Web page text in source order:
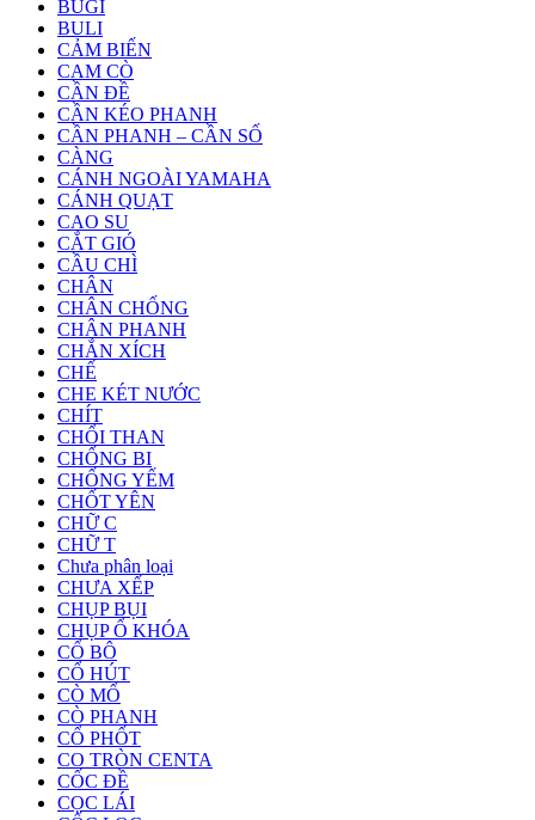
BUGI
BULI
CẢM BIẾN
CAM CÒ
CẦN ĐỀ
CẦN KÉO PHANH
CẦN PHANH – CẦN SỐ
CÀNG
CÁNH NGOÀI YAMAHA
CÁNH QUẠT
CAO SU
CẮT GIÓ
CẦU CHÌ
CHÂN
CHÂN CHỐNG
CHÂN PHANH
CHẮN XÍCH
CHẾ
CHE KÉT NƯỚC
CHÍT
CHỔI THAN
CHỐNG BI
CHỐNG YẾM
CHỐT YÊN
CHỮ C
CHỮ T
Chưa phân loại
CHƯA XẾP
CHỤP BỤI
CHỤP Ổ KHÓA
CỔ BÔ
CỔ HÚT
CÒ MỔ
CÒ PHANH
CỔ PHỐT
CO TRÒN CENTA
CỐC ĐỀ
CỌC LÁI